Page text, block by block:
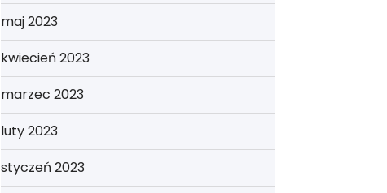
maj 2023
kwiecień 2023
marzec 2023
luty 2023
styczeń 2023